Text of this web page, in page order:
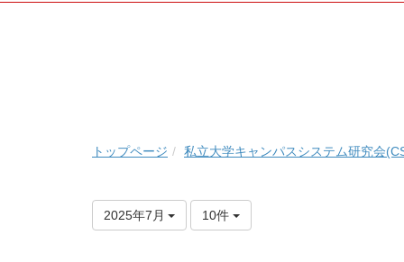
トップページ 私立大学キャンパスシステム研究会
2025年7月 10件